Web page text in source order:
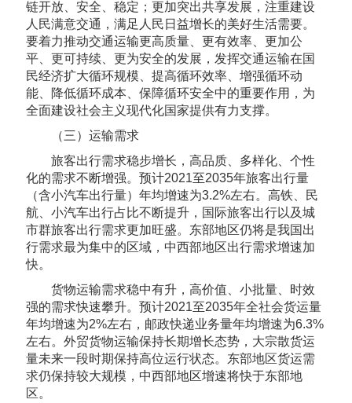
链开放、安全、稳定；更加突出共享发展，注重建设
人民满意交通，满足人民日益增长的美好生活需要。
要着力推动交通运输更高质量、更有效率、更加公
平、更可持续、更为安全的发展，发挥交通运输在国
民经济扩大循环规模、提高循环效率、增强循环动
能、降低循环成本、保障循环安全中的重要作用，为
全面建设社会主义现代化国家提供有力支撑。
（三）运输需求
旅客出行需求稳步增长，高品质、多样化、个性
化的需求不断增强。预计2021至2035年旅客出行量
（含小汽车出行量）年均增速为3.2%左右。高铁、民
航、小汽车出行占比不断提升，国际旅客出行以及城
市群旅客出行需求更加旺盛。东部地区仍将是我国出
行需求最为集中的区域，中西部地区出行需求增速加
快。
货物运输需求稳中有升，高价值、小批量、时效
强的需求快速攀升。预计2021至2035年全社会货运量
年均增速为2%左右，邮政快递业务量年均增速为6.3%
左右。外贸货物运输保持长期增长态势，大宗散货运
量未来一段时期保持高位运行状态。东部地区货运需
求仍保持较大规模，中西部地区增速将快于东部地
区。